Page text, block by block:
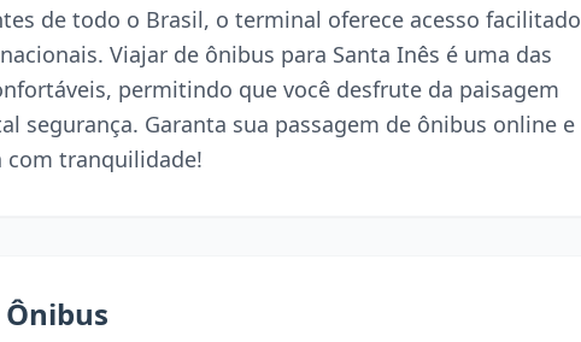
de todo o Brasil, o terminal oferece acesso facilitado
Viajar de ônibus para Santa Inês é uma das
permitindo que você desfrute da paisagem
segurança. Garanta sua passagem de ônibus online e
com tranquilidade!